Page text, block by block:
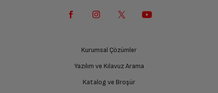
Kurumsal Çözümler
Yazılım ve Kılavuz Arama
Katalog ve Broşür